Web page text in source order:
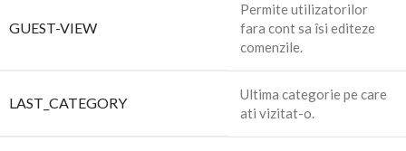
GUEST-VIEW
Permite utilizatorilor
fara cont sa îsi editeze
comenzile.
LAST_CATEGORY
Ultima categorie pe care
ati vizitat-o.